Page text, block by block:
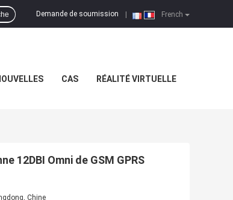
French
Demande de soumission
CAS RÉALITÉ VIRTUELLE
12DBI Omni de GSM GPRS
Chine